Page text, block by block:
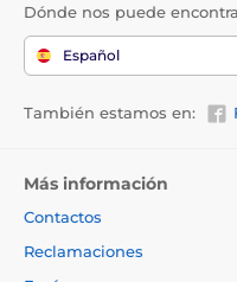
Dónde nos puede
Español
También estamos en:
Más información
Contactos
Reclamaciones